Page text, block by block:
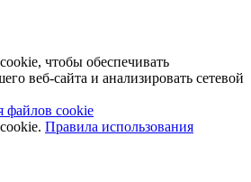
чтобы обеспечивать
веб-сайта и анализировать сетевой
файлов cookie
Правила использования